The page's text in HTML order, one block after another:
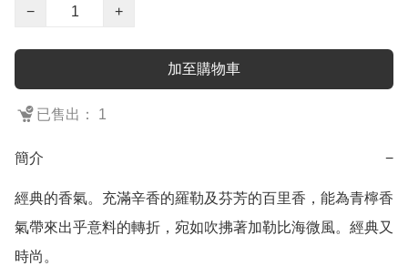
−
+
加至購物車
已售出： 1
簡介 −
經典的香氣。充滿辛香的羅勒及芬芳的百里香，能為青檸香
氣帶來出乎意料的轉折，宛如吹拂著加勒比海微風。經典又
時尚。